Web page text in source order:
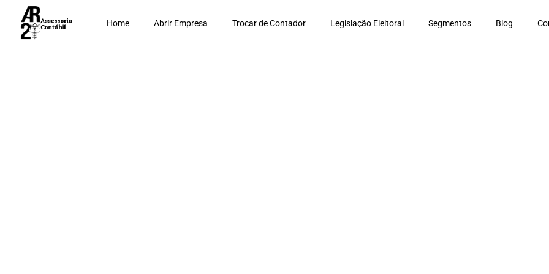
Home Abrir Empresa Trocar de Contador Legislação Eleitoral Segmentos Blog